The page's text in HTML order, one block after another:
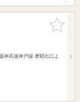
お気に入
りに追加
神高速神戸線 摩耶出口よ